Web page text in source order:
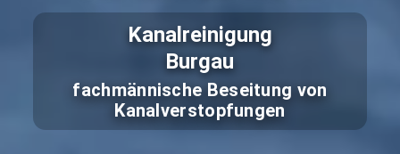
Kanalreinigung
Burgau
fachmännische Beseitung von
Kanalverstopfungen